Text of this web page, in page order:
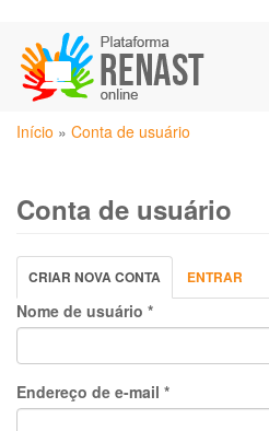
para
conteúdo
principal
Você
Início » Conta de usuário
Conta de usuário
Abas
primárias
CRIAR NOVA CONTA (ABA
ATIVA)
ENTRAR
Nome de usuário *
Endereço de e-mail *